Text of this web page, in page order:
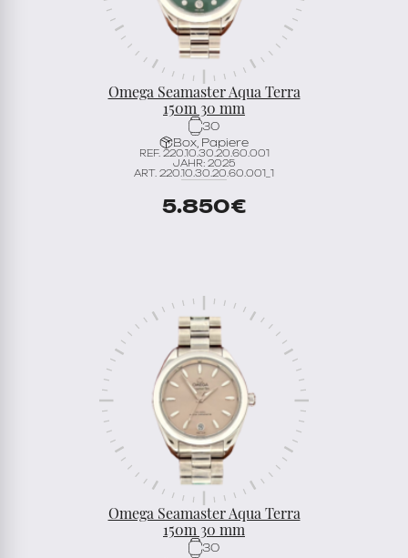
Omega Seamaster Aqua Terra
150m 30 mm
30
Box, Papiere
REF. 220.10.30.20.60.001
JAHR: 2025
ART. 220.10.30.20.60.001_1
5.850€
Omega Seamaster Aqua Terra
150m 30 mm
30